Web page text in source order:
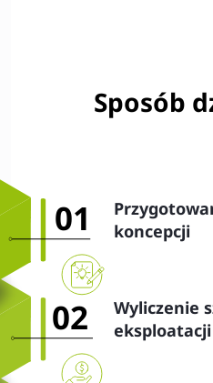
Sposób
01
koncepcji
02
Wyliczenie
eksploatacji